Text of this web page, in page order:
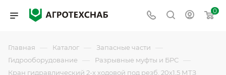
0
Главная — Каталог — Запасные части —
Гидрооборудование — Разрывные муфты и БРС —
Кран гидравлический 2-х ходовой под резб. 20х1,5 МТЗ